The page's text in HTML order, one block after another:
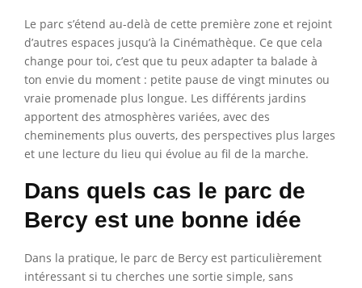
Le parc s’étend au-delà de cette première zone et rejoint
d’autres espaces jusqu’à la Cinémathèque. Ce que cela
change pour toi, c’est que tu peux adapter ta balade à
ton envie du moment : petite pause de vingt minutes ou
vraie promenade plus longue. Les différents jardins
apportent des atmosphères variées, avec des
cheminements plus ouverts, des perspectives plus larges
et une lecture du lieu qui évolue au fil de la marche.
Dans quels cas le parc de
Bercy est une bonne idée
Dans la pratique, le parc de Bercy est particulièrement
intéressant si tu cherches une sortie simple, sans